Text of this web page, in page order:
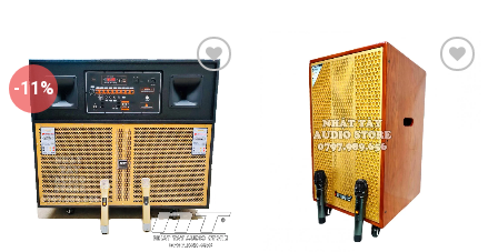
-11%
Add to
wishlist
wishlist